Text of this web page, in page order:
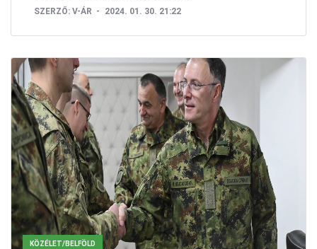
SZERZŐ: V-ÁR 2024. 01. 30. 21:22
KÖZÉLET/BELFÖLD